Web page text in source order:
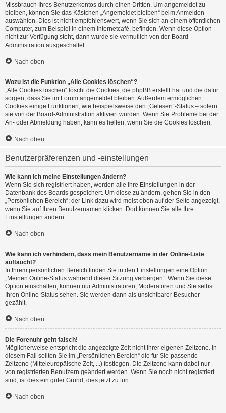
Missbrauch Ihres Benutzerkontos durch einen Dritten. Um angemeldet zu
bleiben, können Sie das Kästchen „Angemeldet bleiben“ beim Anmelden
auswählen. Dies ist nicht empfehlenswert, wenn Sie sich an einem öffentlichen
Computer, zum Beispiel in einem Internetcafé, befinden. Wenn diese Option
nicht zur Verfügung steht, dann wurde sie vermutlich von der Board-
Administration ausgeschaltet.
Nach oben
Wozu ist die Funktion „Alle Cookies löschen“?
„Alle Cookies löschen“ löscht die Cookies, die phpBB erstellt hat und die dafür
sorgen, dass Sie im Forum angemeldet bleiben. Außerdem ermöglichen
Cookies einige Funktionen, wie beispielsweise den „Gelesen“-Status – sofern
sie von der Board-Administration aktiviert wurden. Wenn Sie Probleme bei der
An- oder Abmeldung haben, kann es helfen, wenn Sie die Cookies löschen.
Nach oben
Benutzerpräferenzen und -einstellungen
Wie kann ich meine Einstellungen ändern?
Wenn Sie sich registriert haben, werden alle Ihre Einstellungen in der
Datenbank des Boards gespeichert. Um diese zu ändern, gehen Sie in den
„Persönlichen Bereich“; der Link dazu wird meist oben auf der Seite angezeigt,
wenn Sie auf Ihren Benutzernamen klicken. Dort können Sie alle Ihre
Einstellungen ändern.
Nach oben
Wie kann ich verhindern, dass mein Benutzername in der Online-Liste
auftaucht?
In Ihrem persönlichen Bereich finden Sie in den Einstellungen eine Option
„Meinen Online-Status während dieser Sitzung verbergen“. Wenn Sie diese
Option einschalten, können nur Administratoren, Moderatoren und Sie selbst
Ihren Online-Status sehen. Sie werden dann als unsichtbarer Besucher
gezählt.
Nach oben
Die Forenuhr geht falsch!
Möglicherweise entspricht die angezeigte Zeit nicht Ihrer eigenen Zeitzone. In
diesem Fall sollten Sie im „Persönlichen Bereich“ die für Sie passende
Zeitzone (Mitteleuropäische Zeit, ...) festlegen. Die Zeitzone kann dabei nur
von registrierten Benutzern geändert werden. Wenn Sie noch nicht registriert
sind, ist dies ein guter Grund, dies jetzt zu tun.
Nach oben